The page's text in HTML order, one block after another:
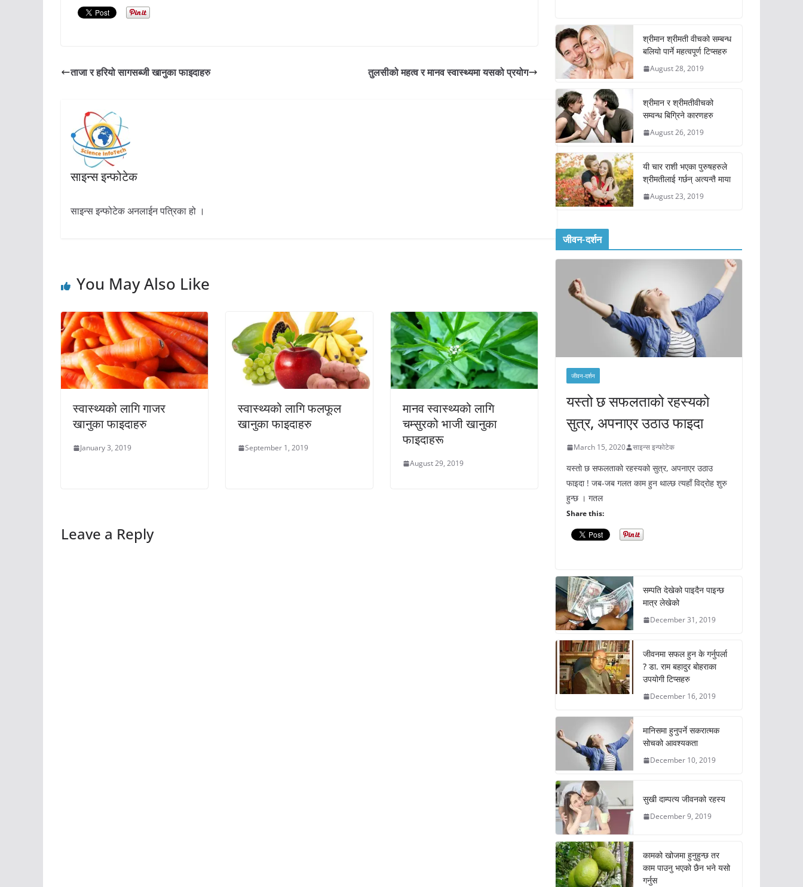
ताजा र हरियो सागसब्जी खानुका फाइदाहरु तुलसीको महत्व र मानव स्वास्थ्यमा यसको प्रयोग
साइन्स इन्फोटेक
साइन्स इन्फोटेक अनलाईन पत्रिका हो ।
You May Also Like
स्वास्थ्यको लागि गाजर
खानुका फाइदाहरु
January 3, 2019
स्वास्थ्यको लागि फलफूल
खानुका फाइदाहरु
September 1, 2019
मानव स्वास्थ्यको लागि
चम्सुरको भाजी खानुका
फाइदाहरू
August 29, 2019
Leave a Reply
श्रीमान श्रीमती वीचको सम्बन्ध
बलियो पार्ने महत्वपूर्ण टिप्सहरु
August 28, 2019
श्रीमान र श्रीमतीवीचको
सम्वन्ध बिग्रिने कारणहरु
August 26, 2019
यी चार राशी भएका पुरुषहरुले
श्रीमतीलाई गर्छन् अत्यन्तै माया
August 23, 2019
जीवन-दर्शन
जीवन-दर्शन
यस्तो छ सफलताको रहस्यको
सुत्र, अपनाएर उठाउ फाइदा
March 15, 2020 साइन्स इन्फोटेक
यस्तो छ सफलताको रहस्यको सुत्र, अपनाएर उठाउ
फाइदा ! जब-जब गलत काम हुन थाल्छ त्यहाँ विद्रोह शुरु
हुन्छ । गतल
Share this:
सम्पति देखेको पाइदैन पाइन्छ
मात्र लेखेको
December 31, 2019
जीवनमा सफल हुन के गर्नुपर्ला
? डा. राम बहादुर बोहराका
उपयोगी टिप्सहरु
December 16, 2019
मानिसमा हुनुपर्ने सकरात्मक
सोचको आवश्यकता
December 10, 2019
सुखी दाम्पत्य जीवनको रहस्य
December 9, 2019
कामको खोजमा हुनुहुन्छ तर
काम पाउनु भएको छैन भने यसो
गर्नुस